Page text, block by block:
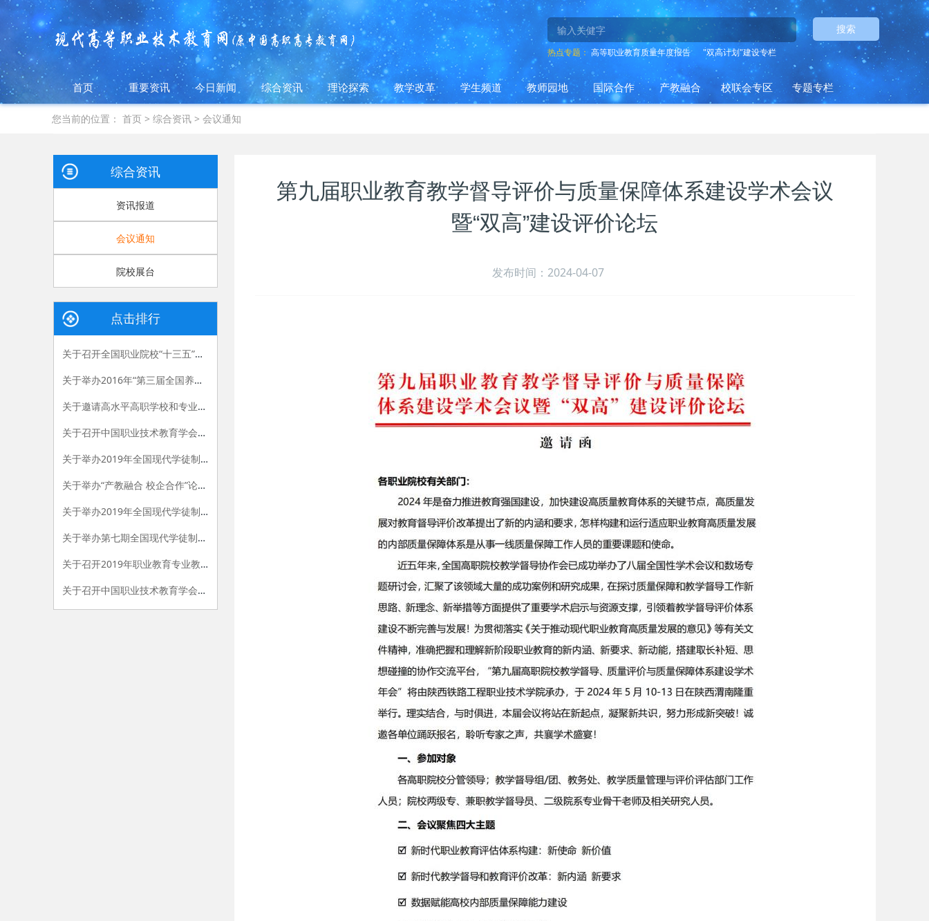
搜索
热点专题： 高等职业教育质量年度报告 "双高计划"建设专栏
首页 重要资讯 今日新闻 综合资讯 理论探索 教学改革 学生频道 教师园地 国际合作 产教融合 校联会专区 专题专栏
您当前的位置： 首页> 综合资讯> 会议通知
第九届职业教育教学督导评价与质量保障体系建设学术会议
暨“双高”建设评价论坛
发布时间：2024-04-07
综合资讯
资讯报道
会议通知
院校展台
点击排行
关于召开全国职业院校“十三五”发展规划暨学校管理能力提升研讨会的通知
关于举办2016年“第三届全国养老产业与职业教育 高端对话活动暨京津冀养老人才发展论坛”的通知
关于邀请高水平高职学校和专业群建设单位参加中国国际教育装备展示会院校合作交流活动的通知
关于召开中国职业技术教育学会创业教育专业委员会2018年创新创业教育交流研讨会的通知
关于举办2019年全国现代学徒制工作 （第二期）培训班的通知
关于举办“产教融合 校企合作”论坛暨全国高职“校企一体化”创新联盟 2019年年会的通知
关于举办2019年全国现代学徒制工作（第三期）培训班的通知
关于举办第七期全国现代学徒制试点工作培训班的通知
关于召开2019年职业教育专业教学资源库建设工作研讨会的通知
关于召开中国职业技术教育学会信息化工作委员会第二次会员代表大会的通知